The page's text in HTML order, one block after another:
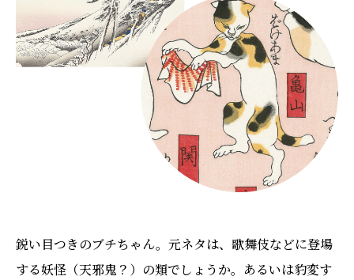
鋭い目つきのブチちゃん。元ネタは、歌舞伎などに登場
する妖怪（天邪鬼？）の類でしょうか。あるいは豹変す